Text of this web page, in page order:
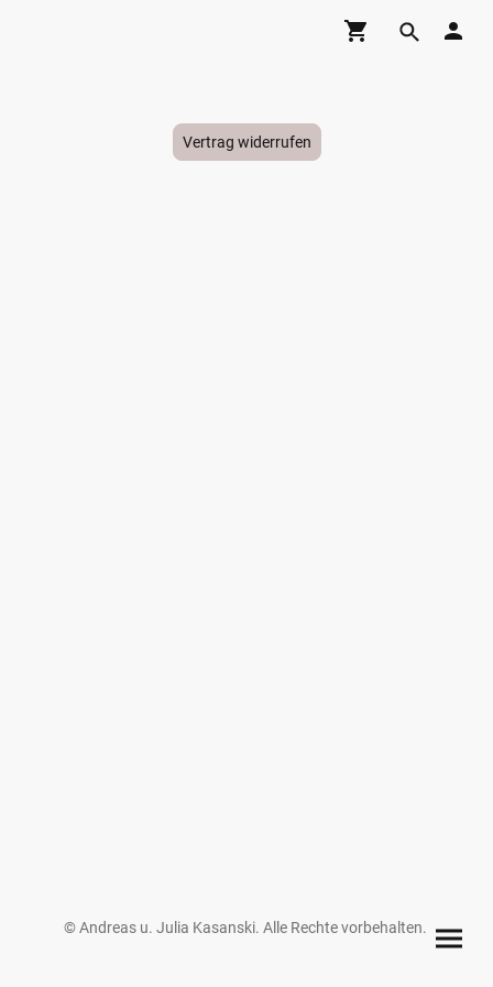
Vertrag widerrufen
©Andreas u. Julia Kasanski. Alle Rechte vorbehalten.